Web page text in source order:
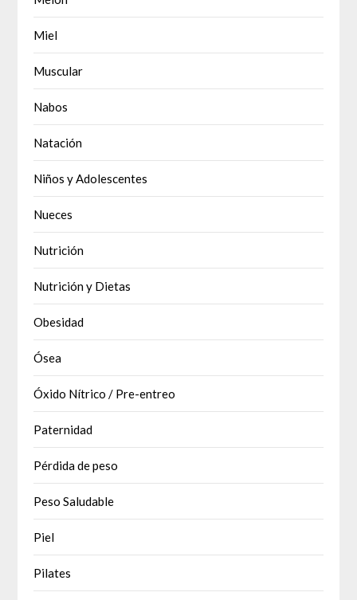
Miel
Muscular
Nabos
Natación
Niños y Adolescentes
Nueces
Nutrición
Nutrición y Dietas
Obesidad
Ósea
Óxido Nítrico / Pre-entreo
Paternidad
Pérdida de peso
Peso Saludable
Piel
Pilates